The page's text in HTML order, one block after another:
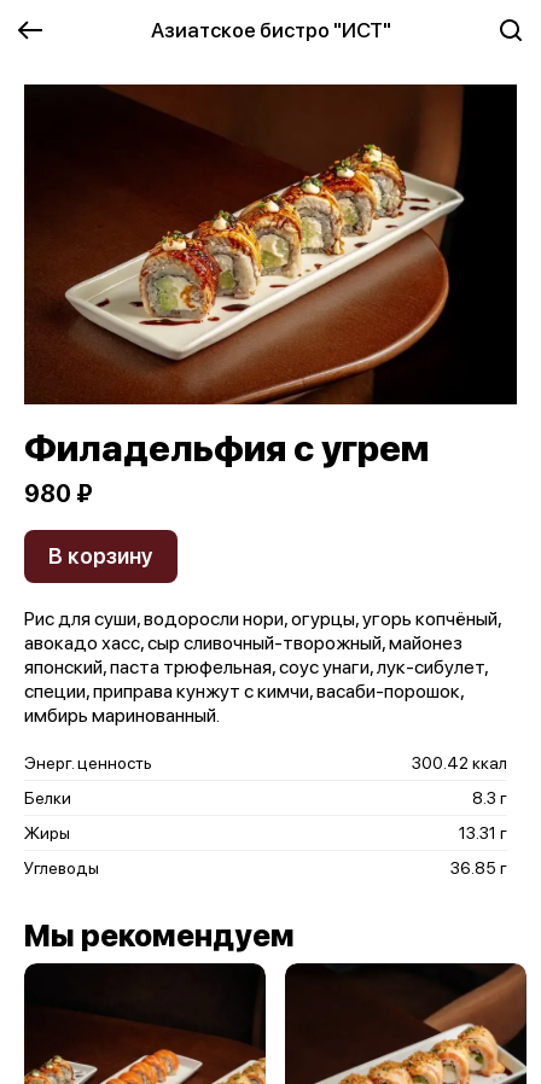
Азиатское бистро "ИСТ"
Филадельфия с угрем
980 ₽
В корзину
Рис для суши, водоросли нори, огурцы, угорь копчёный,
авокадо хасс, сыр сливочный-творожный, майонез
японский, паста трюфельная, соус унаги, лук-сибулет,
специи, приправа кунжут с кимчи, васаби-порошок,
имбирь маринованный.
Энерг. ценность
300.42 ккал
Белки
8.3 г
Жиры
13.31 г
Углеводы
36.85 г
Мы рекомендуем